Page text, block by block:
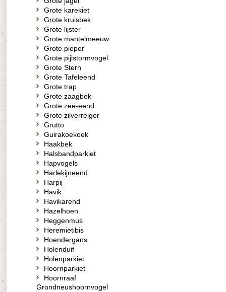
Grote karekiet
Grote kruisbek
Grote lijster
Grote mantelmeeuw
Grote pieper
Grote pijlstormvogel
Grote Stern
Grote Tafeleend
Grote trap
Grote zaagbek
Grote zee-eend
Grote zilverreiger
Grutto
Guirakoekoek
Haakbek
Halsbandparkiet
Hapvogels
Harlekijneend
Harpij
Havik
Havikarend
Hazelhoen
Heggenmus
Heremietibis
Hoendergans
Holenduif
Holenparkiet
Hoornparkiet
Hoornraaf
Grondneushoornvogel